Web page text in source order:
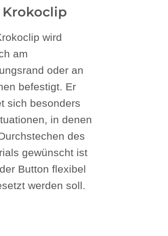
Krokoclip
wird
am
oder an
befestigt. Er
sich besonders
in denen
des
gewünscht ist
Button flexibel
werden soll.